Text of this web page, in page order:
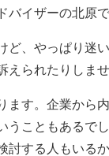
バイザーの北原
ど、やっぱり迷い
えられたりしませ
ます。企業から
うこともあるで
討する人もいる